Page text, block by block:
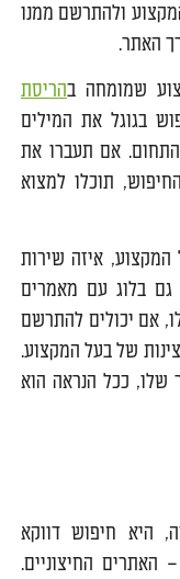
ולהתרשם ממנו
האתר.
שמומחה בהריסת
בגוגל את המילים
אם תעברו את
תוכלו למצוא
איזה שירות
גם בלוג עם מאמרים
אם יכולים להתרשם
של בעל המקצוע.
ככל הנראה הוא
היא חיפוש דווקא
החיצוניים.